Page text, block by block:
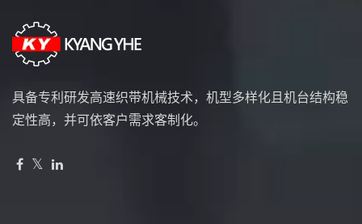
具备专利研发高速织带机械技术，机型多样化且机台结构稳
定性高，并可依客户需求客制化。